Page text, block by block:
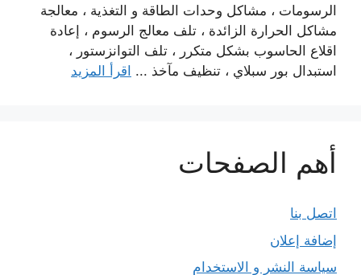
الرسومات ، مشاكل وحدات الطاقة و التغذية ، معالجة
مشاكل الحرارة الزائدة ، تلف معالج الرسوم ، إعادة
اقلاع الحاسوب بشكل متكرر ، تلف التوانزستور ،
استبدال بور سبلاي ، تنظيف مآخذ ... اقرأ المزيد
أهم الصفحات
اتصل بنا
إضافة إعلان
سياسة النشر و الاستخدام